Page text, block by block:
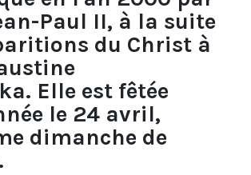
Paul II, à la suite
du Christ à
Elle est fêtée
le 24 avril,
dimanche de